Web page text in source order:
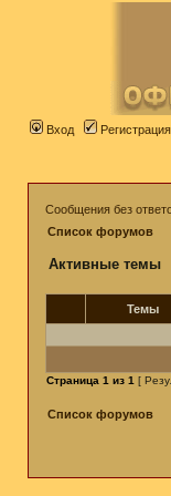
Вход Регистрация
Сообщения без
Список форумов
Активные темы
Темы
Страница 1 из 1 [
Список форумов